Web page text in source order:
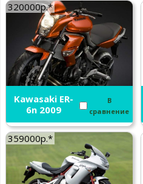
320000р.*
Kawasaki ER-
6n 2009
В
сравнение
359000р.*